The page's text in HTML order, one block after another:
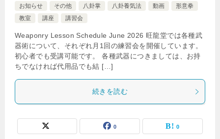
お知らせ
その他 八卦掌 八卦養気法 動画
形意拳
教室
講座 講習会
Weaponry Lesson Schedule June 2026 旺龍堂では各種武
器術について、それぞれ月1回の練習会を開催しています。
初心者でも受講可能です。 各種武器につきましては、お持
ちでなければ代用品でも結 […]
続きを読む
0 0